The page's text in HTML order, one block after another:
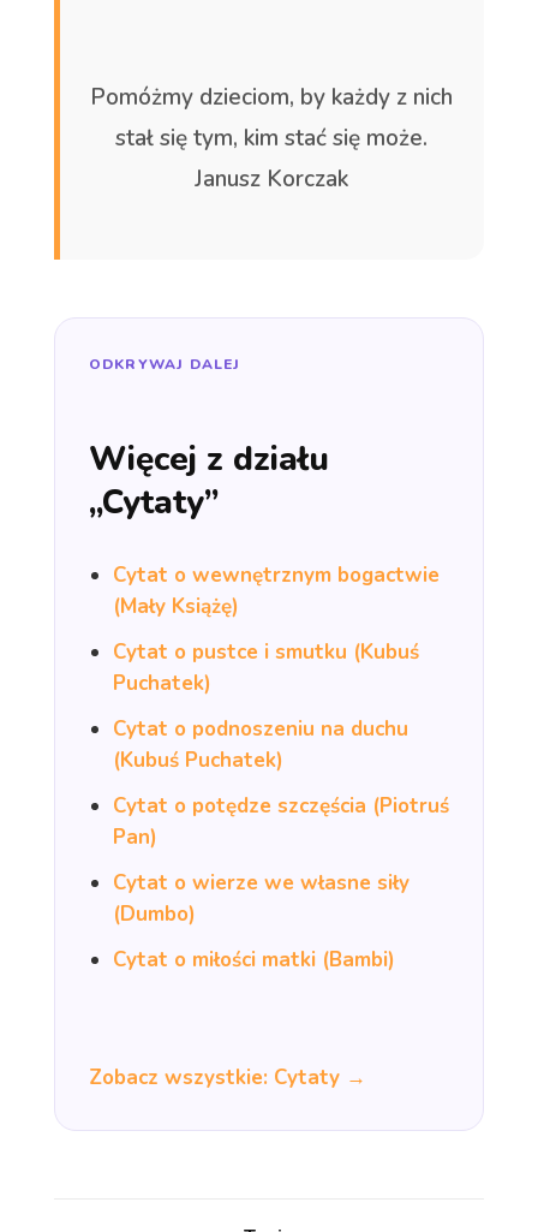
Pomóżmy dzieciom, by każdy z nich
stał się tym, kim stać się może.
Janusz Korczak
ODKRYWAJ DALEJ
Więcej z działu
„Cytaty”
Cytat o wewnętrznym bogactwie
(Mały Książę)
Cytat o pustce i smutku (Kubuś
Puchatek)
Cytat o podnoszeniu na duchu
(Kubuś Puchatek)
Cytat o potędze szczęścia (Piotruś
Pan)
Cytat o wierze we własne siły
(Dumbo)
Cytat o miłości matki (Bambi)
Zobacz wszystkie: Cytaty →